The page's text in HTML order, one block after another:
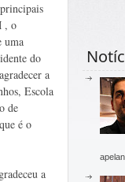
, o
uma
do
a
Escola
de
é o
a